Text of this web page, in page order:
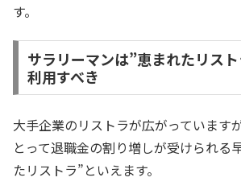
す。
サラリーマンは”恵まれたリス
利用すべき
大手企業のリストラが広がっています
とって退職金の割り増しが受けられる
たリストラ”といえます。